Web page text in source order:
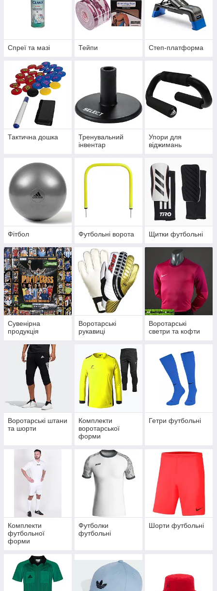
Спреї та мазі Тейпи Степ-платформа
Тактична дошка
Тренувальний
інвентар
Упори для
віджимань
Фітбол Футбольні ворота Щитки футбольні
Сувенірна
продукція
Воротарські
рукавиці
Воротарські
светри та кофти
Воротарські штани
та шорти
Комплекти
воротарської
форми
Гетри футбольні
Комплекти
футбольної
форми
Футболки
футбольні
Шорти футбольні